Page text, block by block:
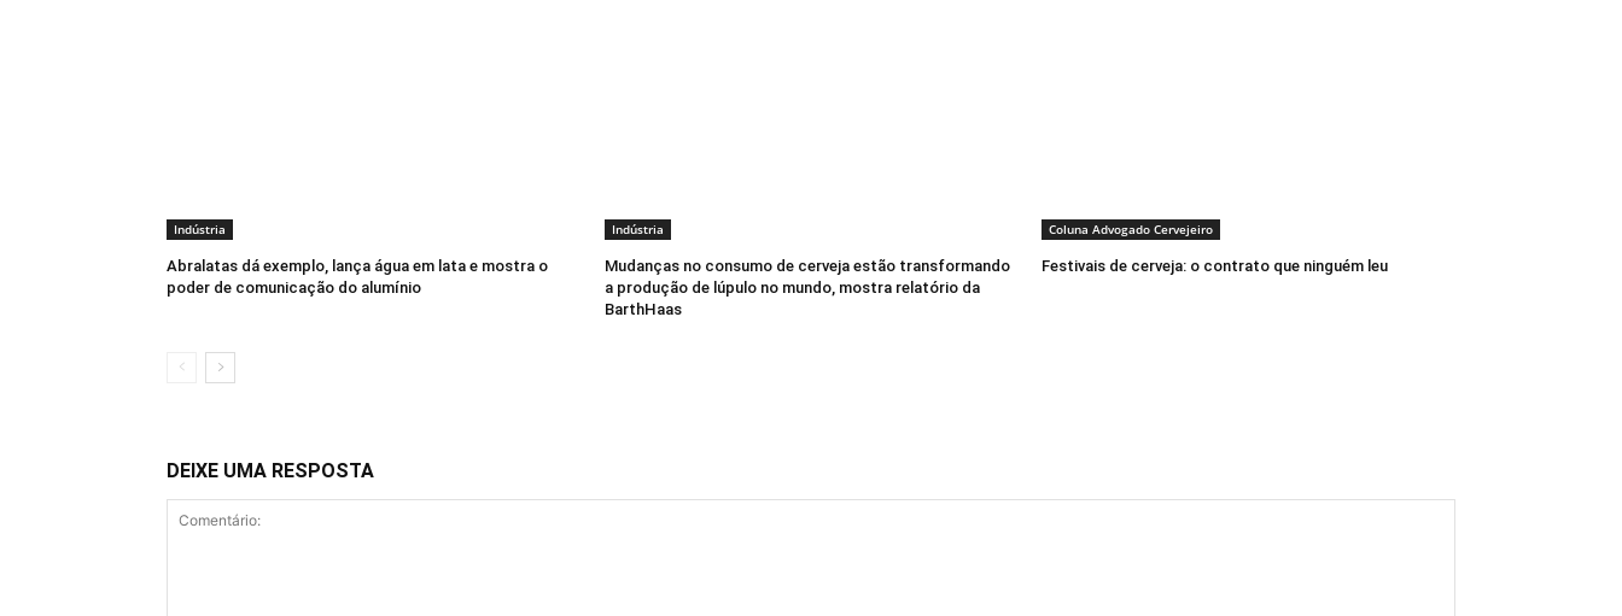
Indústria
Abralatas dá exemplo, lança água em lata e mostra o
poder de comunicação do alumínio
Indústria
Mudanças no consumo de cerveja estão transformando
a produção de lúpulo no mundo, mostra relatório da
BarthHaas
Coluna Advogado Cervejeiro
Festivais de cerveja: o contrato que ninguém leu
DEIXE UMA RESPOSTA